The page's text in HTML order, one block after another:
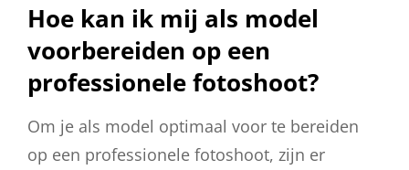
Hoe kan ik mij als model
voorbereiden op een
professionele fotoshoot?
Om je als model optimaal voor te bereiden
op een professionele fotoshoot, zijn er